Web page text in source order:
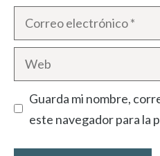
Correo
electrónico
Web
Guarda mi nombre,
este navegador para la